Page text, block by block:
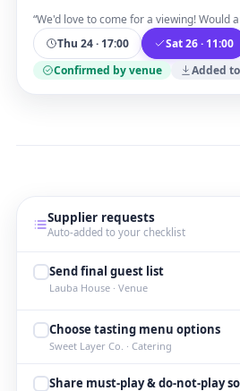
“We'd love to come for a viewing! Would
Thu 24 · 17:00
Sat 26 · 11:00
Confirmed by venue
Added
Supplier requests
Auto-added to your checklist
Send final guest list
Lauba House · Venue
Choose tasting menu options
Sweet Layer Co. · Catering
Share must-play & do-not-play